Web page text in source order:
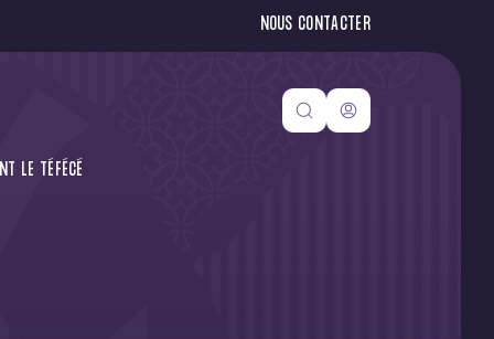
NOUS CONTACTER
LE TÉFÉCÉ